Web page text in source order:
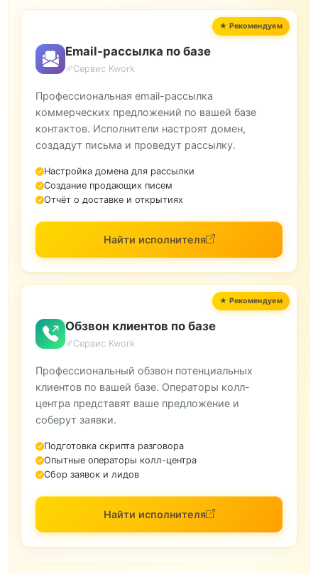
Email-рассылка по базе
Сервис Kwork
Профессиональная email-рассылка
коммерческих предложений по вашей базе
контактов. Исполнители настроят домен,
создадут письма и проведут рассылку.
Настройка домена для рассылки
Создание продающих писем
Отчёт о доставке и открытиях
Найти исполнителя
Обзвон клиентов по базе
Сервис Kwork
Профессиональный обзвон потенциальных
клиентов по вашей базе. Операторы колл-
центра представят ваше предложение и
соберут заявки.
Подготовка скрипта разговора
Опытные операторы колл-центра
Сбор заявок и лидов
Найти исполнителя